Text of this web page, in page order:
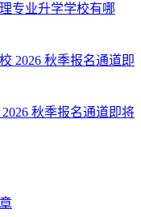
专业升学学校有哪
秋季报名通道即将